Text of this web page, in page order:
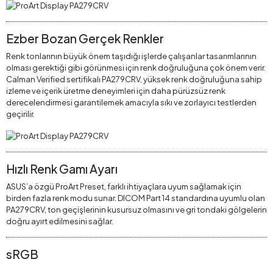
Ezber Bozan Gerçek Renkler
Renk tonlarının büyük önem taşıdığı işlerde çalışanlar tasarımlarının
olması gerektiği gibi görünmesi için renk doğruluğuna çok önem verir.
Calman Verified sertifikalı PA279CRV, yüksek renk doğruluğuna sahip
izleme ve içerik üretme deneyimleri için daha pürüzsüz renk
derecelendirmesi garantilemek amacıyla sıkı ve zorlayıcı testlerden
geçirilir.
Hızlı Renk Gamı Ayarı
ASUS’a özgü ProArt Preset, farklı ihtiyaçlara uyum sağlamak için
birden fazla renk modu sunar. DICOM Part 14 standardına uyumlu olan
PA279CRV, ton geçişlerinin kusursuz olmasını ve gri tondaki gölgelerin
doğru ayırt edilmesini sağlar.
sRGB